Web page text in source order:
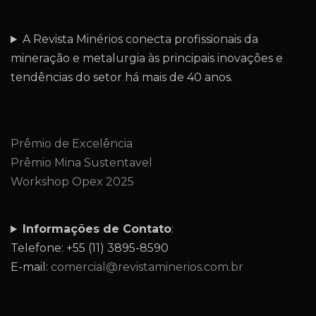
A Revista Minérios conecta profissionais da
mineração e metalurgia às principais inovações e
tendências do setor há mais de 40 anos.
Prêmio de Excelência
Prêmio Mina Sustentavel
Workshop Opex 2025
Informações de Contato:
Telefone: +55 (11) 3895-8590
E-mail: comercial@revistaminerios.com.br